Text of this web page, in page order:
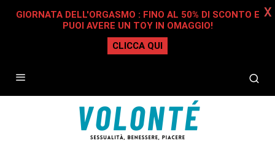
GIORNATA DELL'ORGASMO : FINO AL 50% DI SCONTO E
PUOI AVERE UN TOY IN OMAGGIO!
CLICCA QUI
X